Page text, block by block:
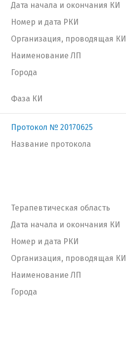
Дата начала и окончания КИ
Номер и дата РКИ
Организация, проводящая КИ
Наименование ЛП
Города
Фаза КИ
Протокол № 20170625
Название протокола
Терапевтическая область
Дата начала и окончания КИ
Номер и дата РКИ
Организация, проводящая КИ
Наименование ЛП
Города